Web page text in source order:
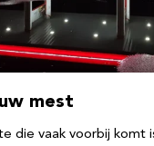
mest
die vaak voorbij komt